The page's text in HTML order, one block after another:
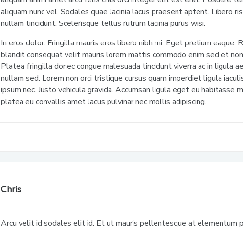
aliquam nunc vel. Sodales quae lacinia lacus praesent aptent. Libero
nullam tincidunt. Scelerisque tellus rutrum lacinia purus wisi.
In eros dolor. Fringilla mauris eros libero nibh mi. Eget pretium eaque.
blandit consequat velit mauris lorem mattis commodo enim sed et
Platea fringilla donec congue malesuada tincidunt viverra ac in ligula
nullam sed. Lorem non orci tristique cursus quam imperdiet ligula
ipsum nec. Justo vehicula gravida. Accumsan ligula eget eu habitasse
platea eu convallis amet lacus pulvinar nec mollis adipiscing.
Chris
Arcu velit id sodales elit id. Et ut mauris pellentesque at elementum